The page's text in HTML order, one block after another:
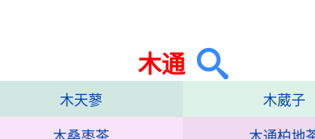
木通
木天蓼 木葳子